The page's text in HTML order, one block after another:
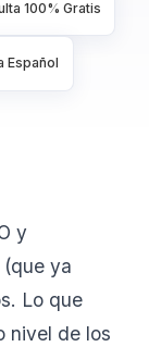
100% Gratis
Español
y
(que ya
Lo que
nivel de los